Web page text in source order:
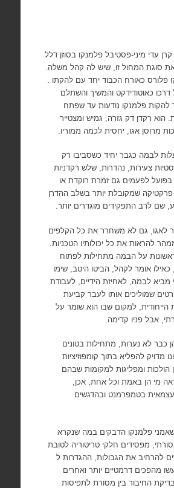
עדי מיני-פסטיבל פלמנקו בסוזן דלל
סוגת המחול זו, שיש לה קהל משלה.
פלורס כאורח הכבוד יחד עם להקתו .
החל דרכו כאוטודידקט והמשיך והשתלם
להקות פלמנקו נודעות עד שפתח
הוא רקדן דק גזרה, גמיש ומצטייר
מרוסן אגו, יחסית לכמה ממוריו.
לבמה כגבר יחיד כשסביבו רק
צעירות, נהדרות, שלש רקדניות
בפועל לפעמים גם זמרת רוקדת או
שמקובלת יותר בשלב ההדרן
שם לרב התפקידים מוגדרים יותר.
לאגו, גם לא משחרר את כל הקלפים
להראות את כל יכולותיו הטכניות.
על הבמה מתחילות לפתוח
אומר לקהל, הביטו היטב, שימו
מביא לבמה, לאחיזת הידיים, לעבודת
שמוליכים אותו לעבר קביעת
הייחודית, למקום שבו הוא שומר על
אבל פניו קדימה.
כבר לא נערות, מתחילות בטונים
מדויק להפליא בתוך קומפוזיציות
הולכות ומפליגות למקומות שבהם
מי הן באמת וכל אחת, אכן,
עצמאית בטמפרמנט ובהדגשים
פלמנקו הדבקים במה שנקרא
מפסידים חלקי טריטוריה לטובת
להרחיב את הגבולות, ההגדרות ל
מהפכים דרמטיים יותר ואחרים
החיבור בין מסורת לתפיסות